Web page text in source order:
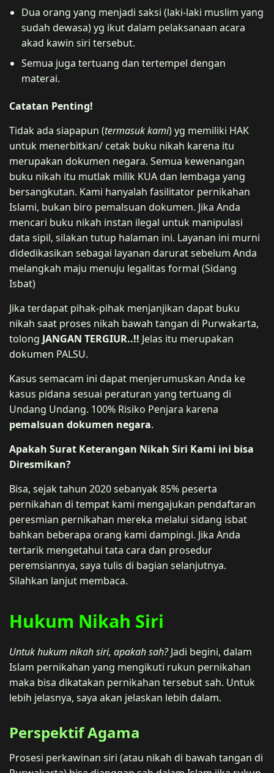
Dua orang yang menjadi saksi (laki-laki muslim yang
sudah dewasa) yg ikut dalam pelaksanaan acara
akad kawin siri tersebut.
Semua juga tertuang dan tertempel dengan
materai.
Catatan Penting!
Tidak ada siapapun (termasuk kami) yg memiliki HAK
untuk menerbitkan/ cetak buku nikah karena itu
merupakan dokumen negara. Semua kewenangan
buku nikah itu mutlak milik KUA dan lembaga yang
bersangkutan. Kami hanyalah fasilitator pernikahan
Islami, bukan biro pemalsuan dokumen. Jika Anda
mencari buku nikah instan ilegal untuk manipulasi
data sipil, silakan tutup halaman ini. Layanan ini murni
didedikasikan sebagai layanan darurat sebelum Anda
melangkah maju menuju legalitas formal (Sidang
Isbat)
Jika terdapat pihak-pihak menjanjikan dapat buku
nikah saat proses nikah bawah tangan di Purwakarta,
tolong JANGAN TERGIUR..!! Jelas itu merupakan
dokumen PALSU.
Kasus semacam ini dapat menjerumuskan Anda ke
kasus pidana sesuai peraturan yang tertuang di
Undang Undang. 100% Risiko Penjara karena
pemalsuan dokumen negara.
Apakah Surat Keterangan Nikah Siri Kami ini bisa
Diresmikan?
Bisa, sejak tahun 2020 sebanyak 85% peserta
pernikahan di tempat kami mengajukan pendaftaran
peresmian pernikahan mereka melalui sidang isbat
bahkan beberapa orang kami dampingi. Jika Anda
tertarik mengetahui tata cara dan prosedur
peremsiannya, saya tulis di bagian selanjutnya.
Silahkan lanjut membaca.
Hukum Nikah Siri
Untuk hukum nikah siri, apakah sah?Jadi begini, dalam
Islam pernikahan yang mengikuti rukun pernikahan
maka bisa dikatakan pernikahan tersebut sah. Untuk
lebih jelasnya, saya akan jelaskan lebih dalam.
Perspektif Agama
Prosesi perkawinan siri (atau nikah di bawah tangan di